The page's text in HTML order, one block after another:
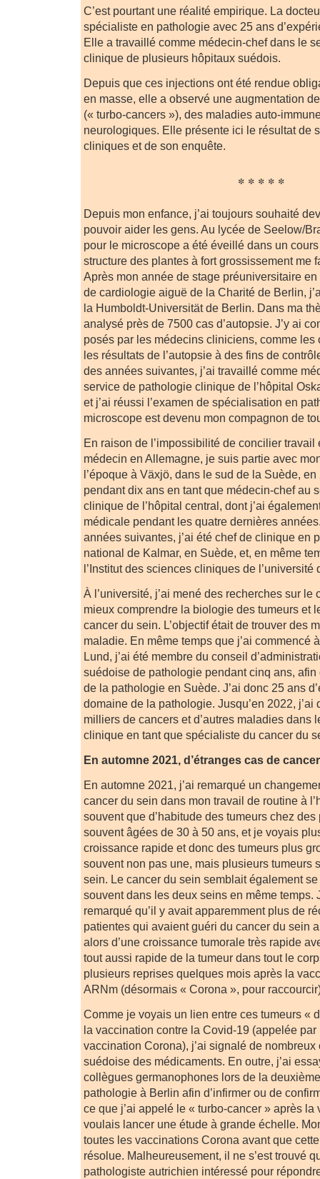
C’est pourtant une réalité empirique. La
spécialiste en pathologie avec 25 ans
Elle a travaillé comme médecin-chef dans le
clinique de plusieurs hôpitaux suédois.
Depuis que ces injections ont été rendue
en masse, elle a observé une augmentation
(« turbo-cancers »), des maladies auto-
neurologiques. Elle présente ici le résultat de
cliniques et de son enquête.
* * * * *
Depuis mon enfance, j’ai toujours souhaité
pouvoir aider les gens. Au lycée de Seelow/
pour le microscope a été éveillé dans un
structure des plantes à fort grossissement me
Après mon année de stage préuniversitaire
de cardiologie aiguë de la Charité de Berlin,
la Humboldt-Universität de Berlin. Dans ma
analysé près de 7500 cas d’autopsie. J’y ai
posés par les médecins cliniciens, comme les
les résultats de l’autopsie à des fins de
des années suivantes, j’ai travaillé comme
service de pathologie clinique de l’hôpital
et j’ai réussi l’examen de spécialisation en
microscope est devenu mon compagnon de
En raison de l’impossibilité de concilier travail
médecin en Allemagne, je suis partie avec
l’époque à Växjö, dans le sud de la Suède, en
pendant dix ans en tant que médecin-chef au
clinique de l’hôpital central, dont j’ai
médicale pendant les quatre dernières
années suivantes, j’ai été chef de clinique en
national de Kalmar, en Suède, et, en même
l’Institut des sciences cliniques de l’université
À l’université, j’ai mené des recherches sur le
mieux comprendre la biologie des tumeurs et
cancer du sein. L’objectif était de trouver des
maladie. En même temps que j’ai commencé
Lund, j’ai été membre du conseil
suédoise de pathologie pendant cinq ans, afin
de la pathologie en Suède. J’ai donc 25 ans
domaine de la pathologie. Jusqu’en 2022, j’ai
milliers de cancers et d’autres maladies dans
clinique en tant que spécialiste du cancer du
En automne 2021, d’étranges cas de
En automne 2021, j’ai remarqué un
cancer du sein dans mon travail de routine à
souvent que d’habitude des tumeurs chez
souvent âgées de 30 à 50 ans, et je voyais
croissance rapide et donc des tumeurs plus
souvent non pas une, mais plusieurs tumeurs
sein. Le cancer du sein semblait également
souvent dans les deux seins en même temps.
remarqué qu’il y avait apparemment plus de
patientes qui avaient guéri du cancer du sein
alors d’une croissance tumorale très rapide
tout aussi rapide de la tumeur dans tout le
plusieurs reprises quelques mois après la
ARNm (désormais « Corona », pour
Comme je voyais un lien entre ces tumeurs «
la vaccination contre la Covid-19 (appelée
vaccination Corona), j’ai signalé de nombreux
suédoise des médicaments. En outre, j’ai
collègues germano­phones lors de la
pathologie à Berlin afin d’infirmer ou de
ce que j’ai appelé le « turbo-cancer » après
voulais lancer une étude à grande échelle.
toutes les vaccinations Corona avant que
résolue. Malheureusement, il ne s’est trouvé
pathologiste autrichien intéressé pour